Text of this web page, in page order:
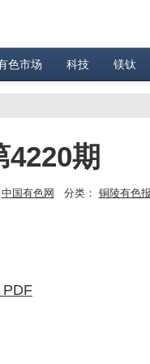
色市场 科技 镁钛
期
中国有色网 分类： 铜陵有色报
PDF